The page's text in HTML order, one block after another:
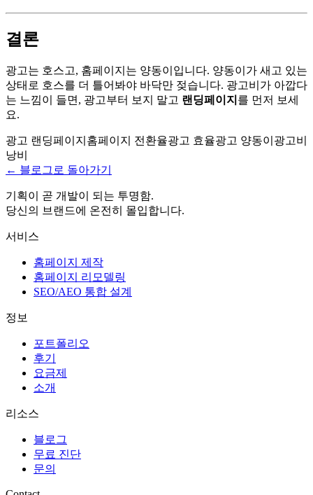
결론
광고는 호스고, 홈페이지는 양동이입니다. 양동이가 새고 있는
상태로 호스를 더 틀어봐야 바닥만 젖습니다. 광고비가 아깝다
는 느낌이 들면, 광고부터 보지 말고 랜딩페이지 를 먼저 보세
요.
광고 랜딩페이지 홈페이지 전환율광고 효율광고 양동이 광고비
낭비
← 블로그로 돌아가기
기획이 곧 개발이 되는 투명함.
당신의 브랜드에 온전히 몰입합니다.
서비스
홈페이지 제작
홈페이지 리모델링
SEO/AEO 통합 설계
정보
포트폴리오
후기
요금제
소개
리소스
블로그
무료 진단
문의